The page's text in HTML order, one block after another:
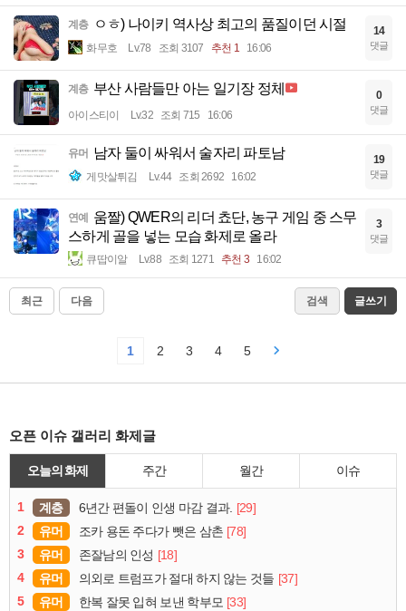
계층 ㅇㅎ) 나이키 역사상 최고의 품질이던 시절
화무호 Lv.78 조회 3107 추천 1 16:06
14
댓글
계층 부산 사람들만 아는 일기장 정체
아이스티이 Lv.32 조회 715 16:06
0
댓글
유머 남자 둘이 싸워서 술자리 파토남
게맛살튀김 Lv.44 조회 2692 16:02
19
댓글
연예
움짤) QWER의 리더 쵸단, 농구 게임 중 스무
스하게 골을 넣는 모습 화제로 올라
큐땁이알 Lv.88 조회 1271 추천 3 16:02
3
댓글
최근 다음 검색 글쓰기
1 2 3 4 5
오픈 이슈 갤러리 화제글
오늘의 화제 주간 월간 이슈
1 계층 6년간 편돌이 인생 마감 결과. [29]
2
유머 조카 용돈 주다가 뺏은 삼촌 [78]
3
유머 존잘남의 인성 [18]
4
유머 의외로 트럼프가 절대 하지 않는 것들 [37]
5
유머 한복 잘못 입혀 보낸 학부모 [33]